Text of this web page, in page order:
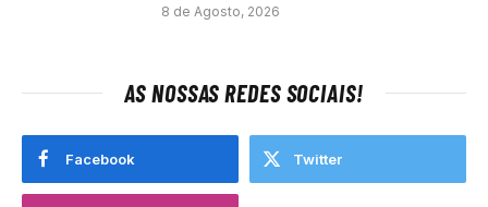
8 de Agosto, 2026
AS NOSSAS REDES SOCIAIS!
Facebook Twitter